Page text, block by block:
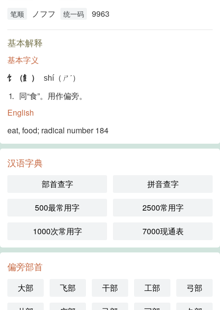
笔顺 ノフフ 统一码 9963
基本解释
基本字义
饣（飠）
shí（ㄕˊ）
⒈ 同“食”。用作偏旁。
English
eat, food; radical number 184
汉语字典
部首查字 拼音查字
500最常用字 2500常用字
1000次常用字 7000现通表
偏旁部首
大部 飞部 干部 工部 弓部